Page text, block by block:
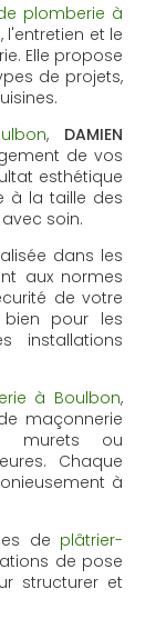
plomberie à
l'entretien et le
Elle propose
de projets,
, DAMIEN
de vos
esthétique
à la taille des
soin.
dans les
aux normes
de votre
bien pour les
installations
à Boulbon,
maçonnerie
murets ou
Chaque
à
de plâtrier-
de pose
structurer et